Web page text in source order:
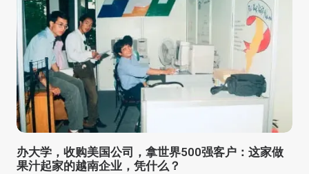
办大学，收购美国公司，拿世界500强客户：这家做
果汁起家的越南企业，凭什么？